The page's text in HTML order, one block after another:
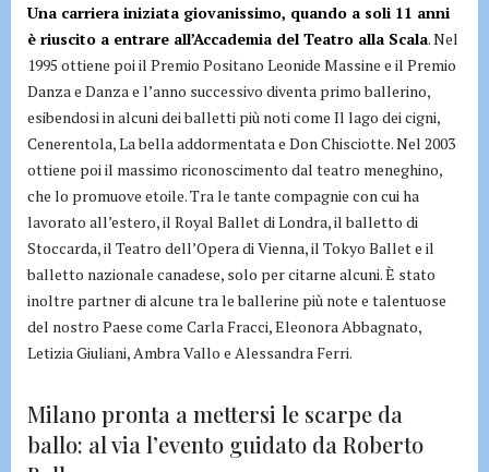
Una carriera iniziata giovanissimo, quando a soli 11 anni
è riuscito a entrare all’Accademia del Teatro alla Scala. Nel
1995 ottiene poi il Premio Positano Leonide Massine e il Premio
Danza e Danza e l’anno successivo diventa primo ballerino,
esibendosi in alcuni dei balletti più noti come Il lago dei cigni,
Cenerentola, La bella addormentata e Don Chisciotte. Nel 2003
ottiene poi il massimo riconoscimento dal teatro meneghino,
che lo promuove etoile. Tra le tante compagnie con cui ha
lavorato all’estero, il Royal Ballet di Londra, il balletto di
Stoccarda, il Teatro dell’Opera di Vienna, il Tokyo Ballet e il
balletto nazionale canadese, solo per citarne alcuni. È stato
inoltre partner di alcune tra le ballerine più note e talentuose
del nostro Paese come Carla Fracci, Eleonora Abbagnato,
Letizia Giuliani, Ambra Vallo e Alessandra Ferri.
Milano pronta a mettersi le scarpe da
ballo: al via l’evento guidato da Roberto